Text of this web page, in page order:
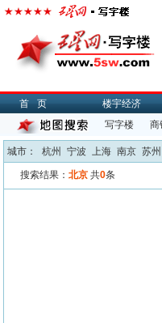
首页 楼宇经济
写字楼
商
城市： 杭州 宁波 上海 南京 苏州
搜索结果： 北京 共0条